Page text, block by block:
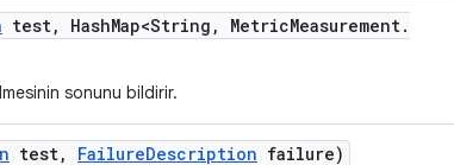
test, HashMap<String , MetricMeasurement.
sonunu bildirir.
test, FailureDescription failure)